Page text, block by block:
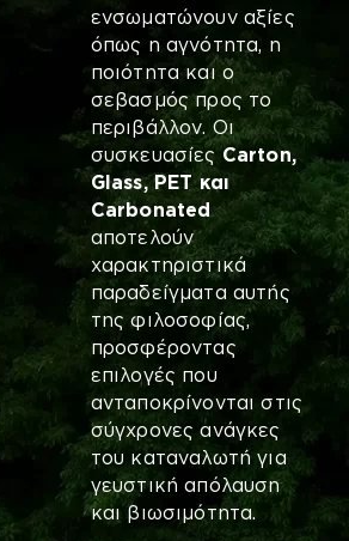
ενσωματώνουν αξίες
όπως η αγνότητα, η
ποιότητα και ο
σεβασμός προς το
περιβάλλον. Οι
συσκευασίεςCarton,
Glass,PETκαι
Carbonated
αποτελούν
χαρακτηριστικά
παραδείγματα αυτής
της φιλοσοφίας,
προσφέροντας
επιλογές που
ανταποκρίνονται στις
σύγχρονες ανάγκες
του καταναλωτή για
γευστική απόλαυση
και βιωσιμότητα.